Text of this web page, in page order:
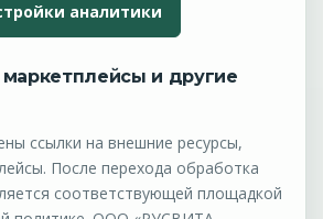
аналитики
и другие
ссылки на внешние ресурсы,
После перехода обработка
соответствующей площадкой